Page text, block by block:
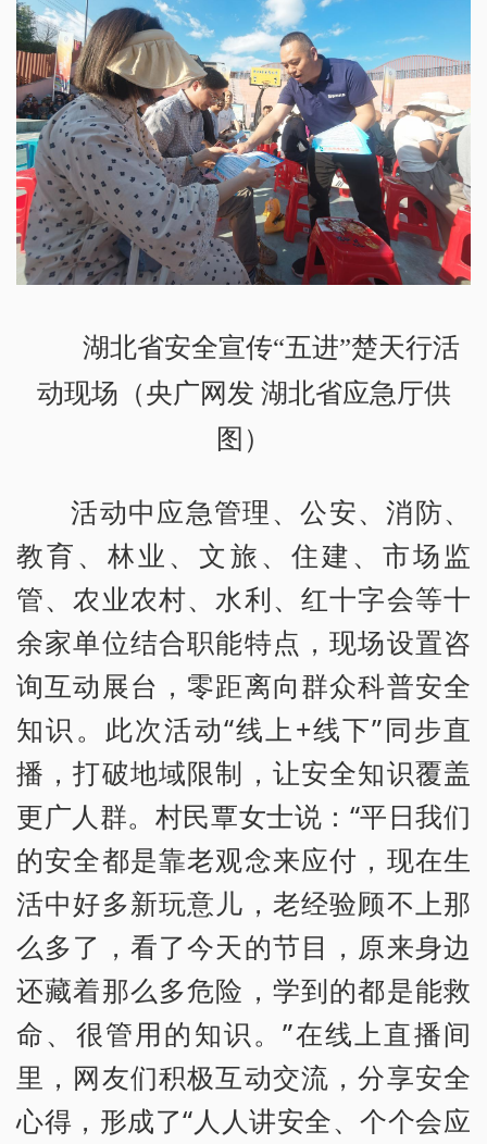
湖北省安全宣传“五进”楚天行活
动现场（央广网发 湖北省应急厅供
图）
活动中应急管理、公安、消防、
教育、林业、文旅、住建、市场监
管、农业农村、水利、红十字会等十
余家单位结合职能特点，现场设置咨
询互动展台，零距离向群众科普安全
知识。此次活动“线上+线下”同步直
播，打破地域限制，让安全知识覆盖
更广人群。村民覃女士说：“平日我们
的安全都是靠老观念来应付，现在生
活中好多新玩意儿，老经验顾不上那
么多了，看了今天的节目，原来身边
还藏着那么多危险，学到的都是能救
命、很管用的知识。”在线上直播间
里，网友们积极互动交流，分享安全
心得，形成了“人人讲安全、个个会应